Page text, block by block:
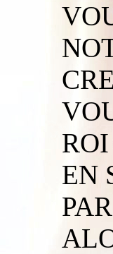
EN